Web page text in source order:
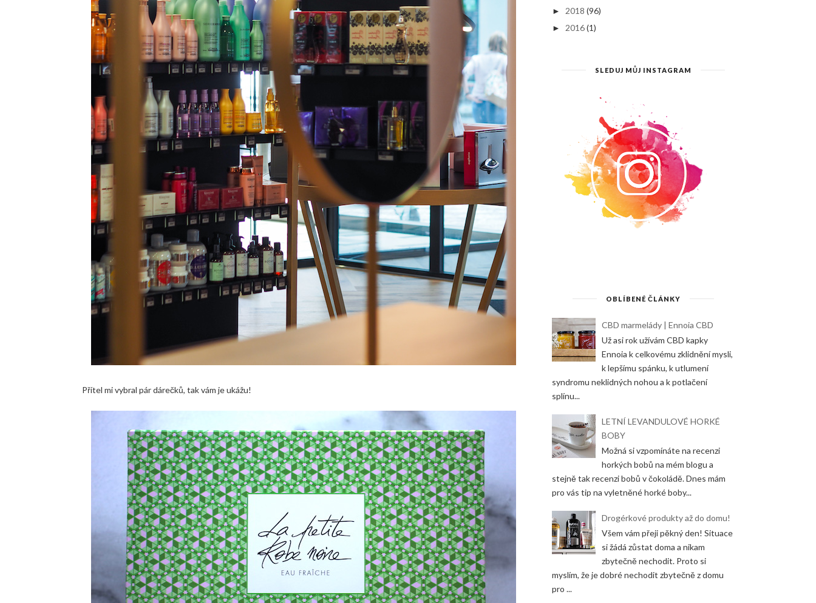
Přítel mi vybral pár dárečků, tak vám je ukážu!
► 2018 (96)
► 2016 (1)
SLEDUJ MŮJ INSTAGRAM
OBLÍBENÉ ČLÁNKY
CBD marmelády | Ennoia CBD
Už asi rok užívám CBD kapky
Ennoia k celkovému zklidnění mysli,
k lepšímu spánku, k utlumení
syndromu neklidných nohou a k potlačení
splínu...
LETNÍ LEVANDULOVÉ HORKÉ
BOBY
Možná si vzpomínáte na recenzi
horkých bobů na mém blogu a
stejně tak recenzi bobů v čokoládě. Dnes mám
pro vás tip na vyletněné horké boby...
Drogérkové produkty až do domu!
Všem vám přeji pěkný den! Situace
si žádá zůstat doma a nikam
zbytečně nechodit. Proto si
myslím, že je dobré nechodit zbytečně z domu
pro ...